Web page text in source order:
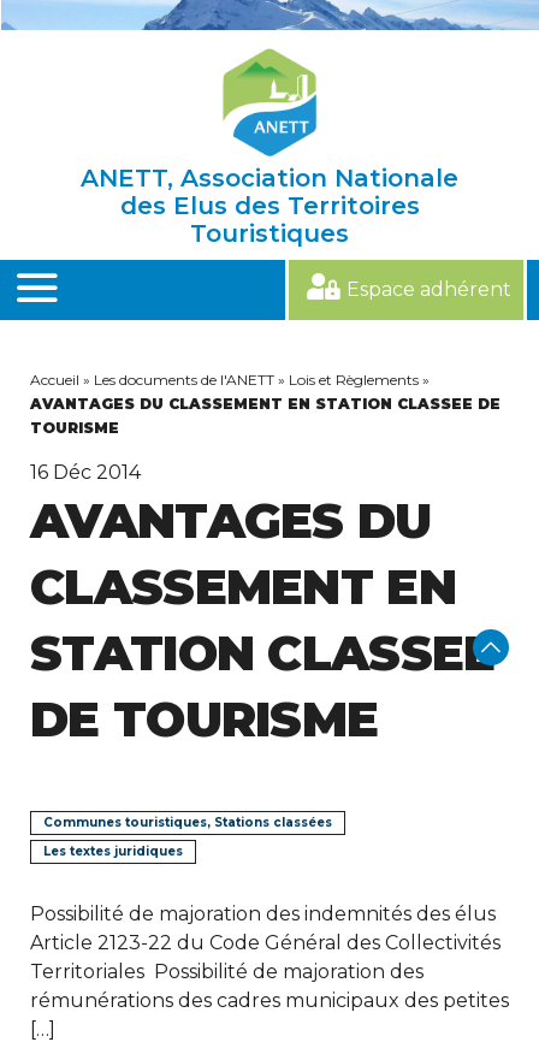
ANETT, Association Nationale
des Elus des Territoires
Touristiques
MENU
Espace adhérent
Accueil » Les documents de l'ANETT » Lois et Règlements »
AVANTAGES DU CLASSEMENT EN STATION CLASSEE DE
TOURISME
16 Déc 2014
AVANTAGES DU
CLASSEMENT EN
STATION CLASSEE
DE TOURISME
Communes touristiques, Stations classées
Les textes juridiques
Possibilité de majoration des indemnités des élus
Article 2123-22 du Code Général des Collectivités
Territoriales Possibilité de majoration des
rémunérations des cadres municipaux des petites
[…]